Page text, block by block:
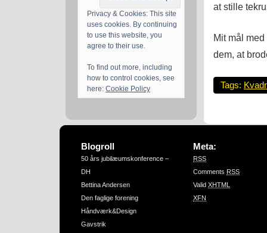
Privacy & Cookies: This site
uses cookies. By continuing
to use this website, you
agree to their use.
To find out more, including
how to control cookies, see
here: Cookie Policy
at stille
Mit mål
dem, at
Tags:
Blogroll
50 års jubilæumskonference –
DH
Bettina Andersen
Den faglige forening
Håndværk&Design
Gavstrik
Meta:
RSS
Comments RSS
Valid XHTML
XFN